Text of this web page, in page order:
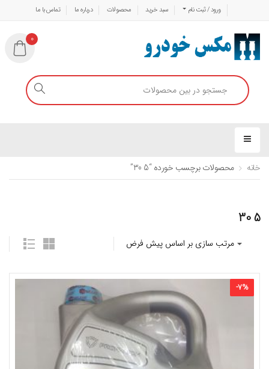
ورود / ثبت نام سبد خرید محصولات درباره ما تماس با ما
0
خانه محصولات برچسب خورده “5 30”
5 30
-7%